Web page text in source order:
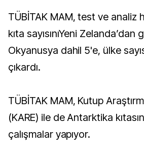
TÜBİTAK MAM, test ve analiz
kıta sayısınıYeni
Okyanusya dahil 5'e, ülke
çıkardı.
TÜBİTAK MAM, Kutup
(KARE) ile de Antarktika
çalışmalar yapıyor.